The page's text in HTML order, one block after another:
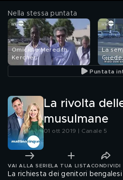
Nella stessa puntata
Omicidio Meredith
Kercher
La
Guede
Puntata
La rivolta
musulmane
01 ott 2019 | Canale 5
VAI ALLA SERIE LA TUA LISTA CONDIVIDI
La richiesta dei genitori